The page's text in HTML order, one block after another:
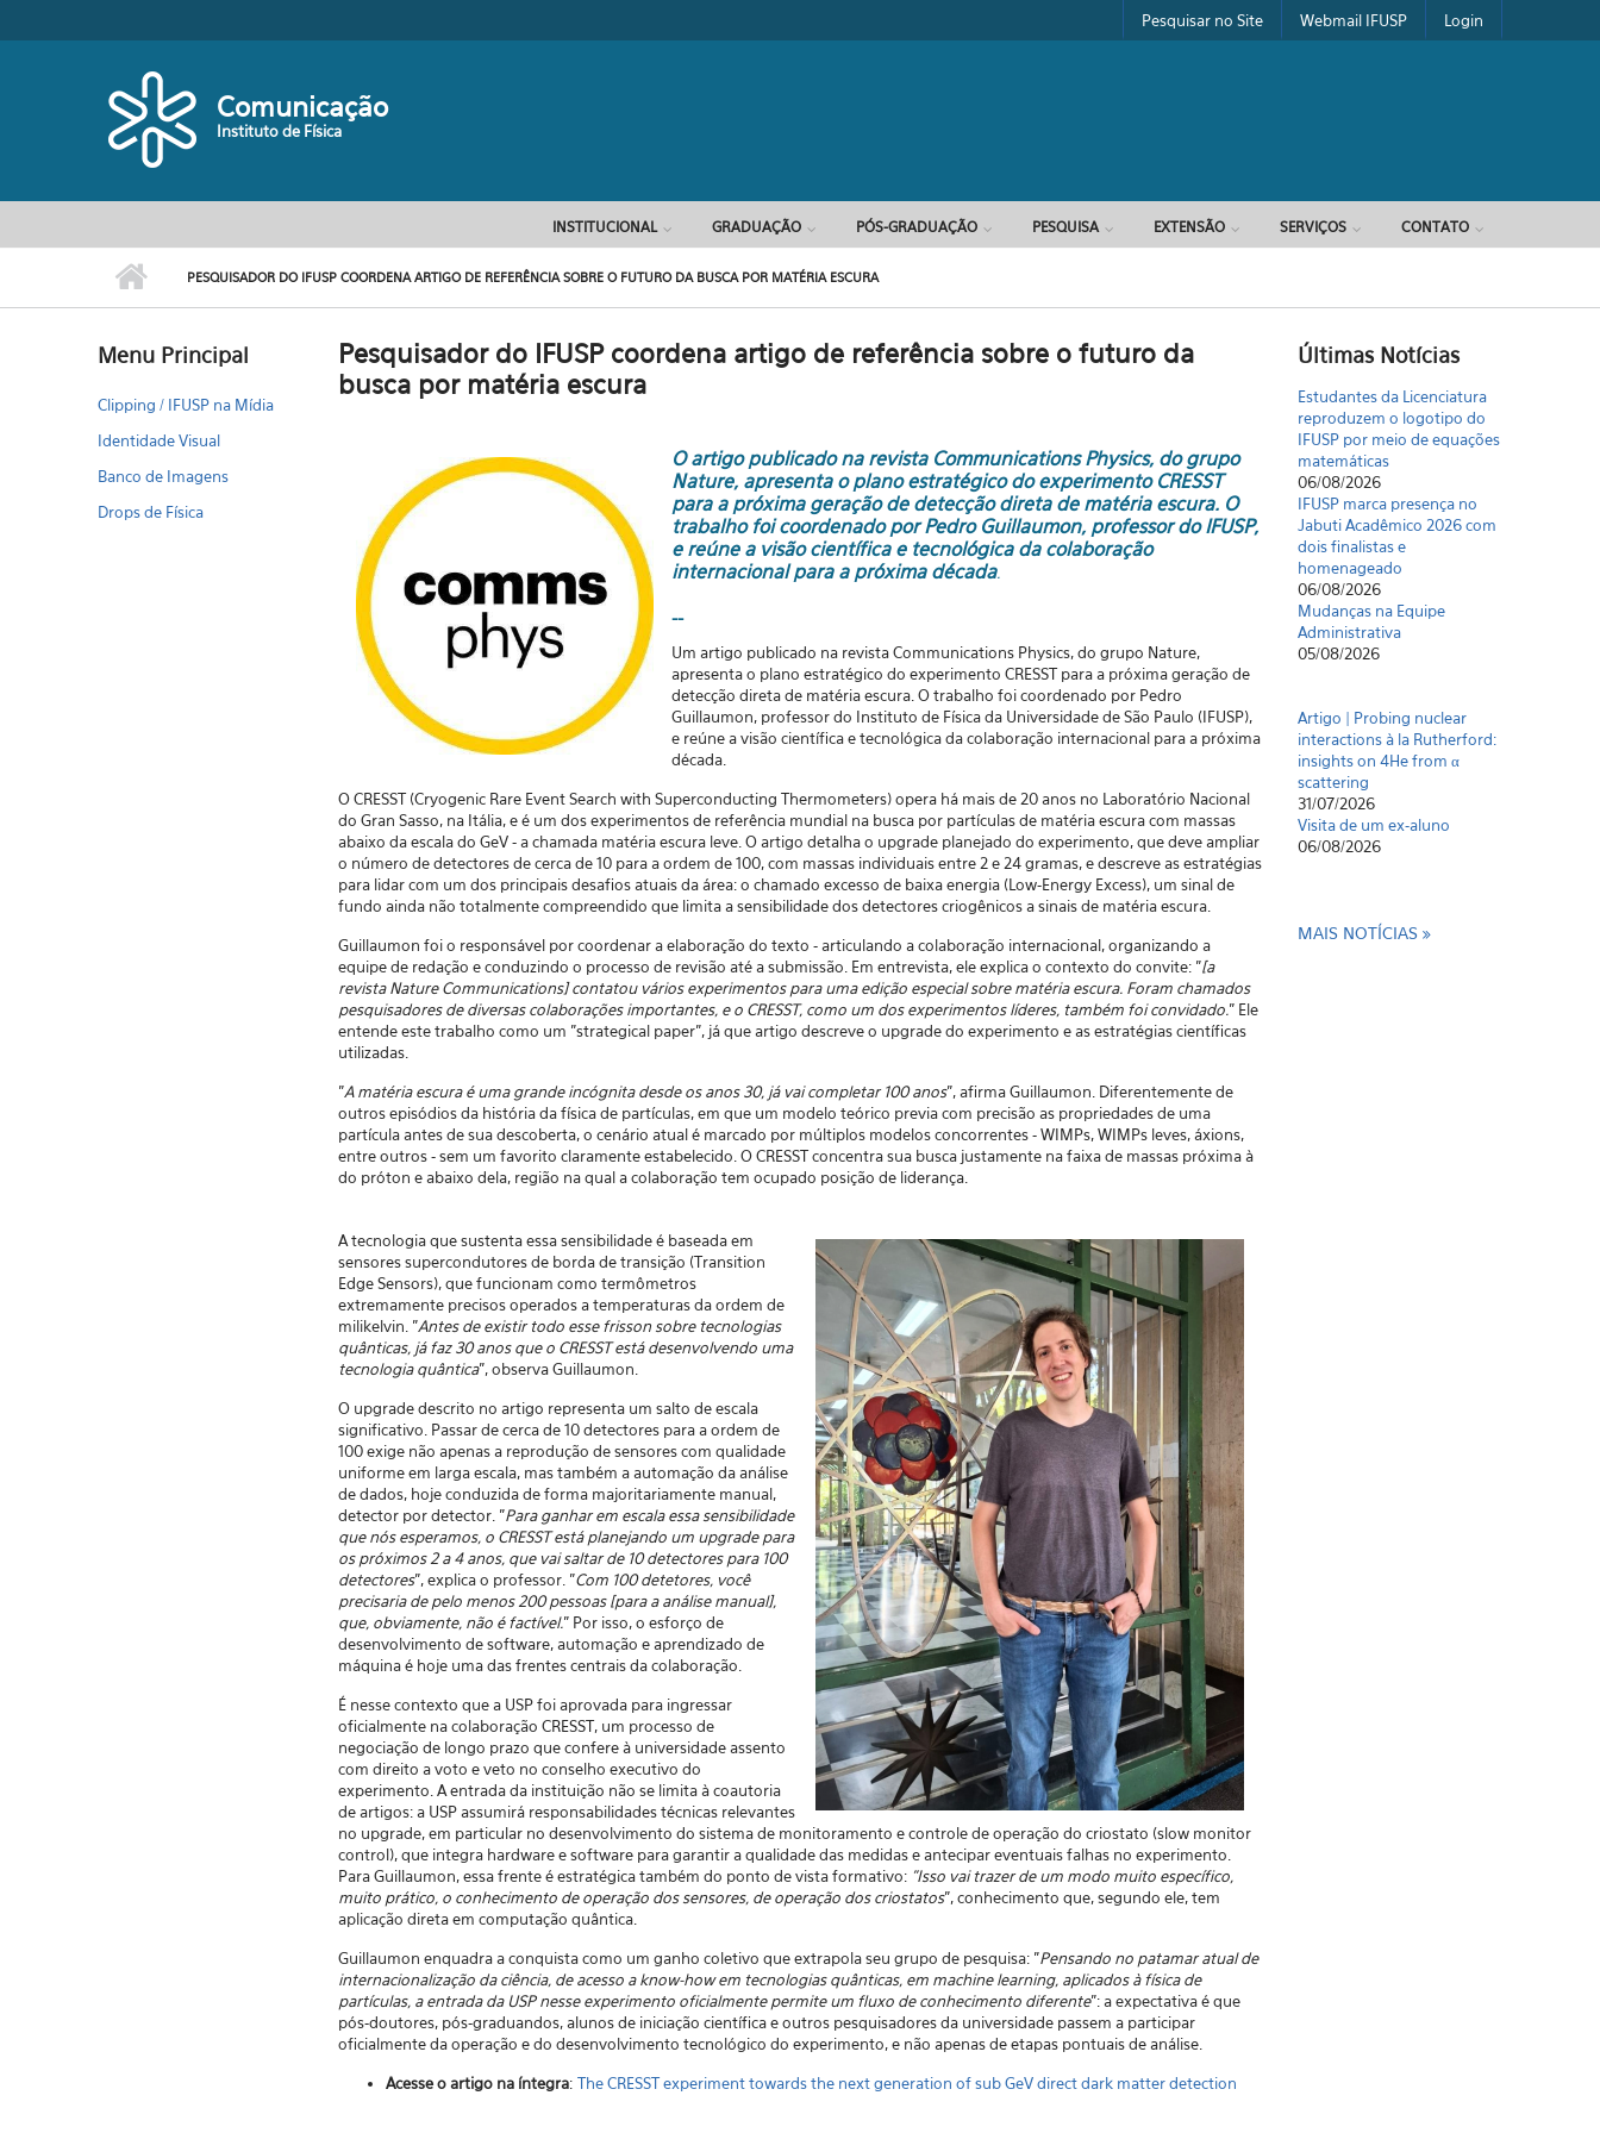
Pesquisar no Site Webmail IFUSP Login
Comunicação
Instituto de Física
INSTITUCIONAL GRADUAÇÃO PÓS-GRADUAÇÃO PESQUISA EXTENSÃO SERVIÇOS CONTATO
PESQUISADOR DO IFUSP COORDENA ARTIGO DE REFERÊNCIA SOBRE O FUTURO DA BUSCA POR MATÉRIA ESCURA
Menu Principal
Clipping / IFUSP na Mídia
Identidade Visual
Banco de Imagens
Drops de Física
Pesquisador do IFUSP coordena artigo de referência sobre o futuro da
busca por matéria escura
O artigo publicado na revista Communications Physics, do grupo
Nature, apresenta o plano estratégico do experimento CRESST
para a próxima geração de detecção direta de matéria escura. O
trabalho foi coordenado por Pedro Guillaumon, professor do IFUSP,
e reúne a visão científica e tecnológica da colaboração
internacional para a próxima década.
--
Um artigo publicado na revista Communications Physics, do grupo Nature,
apresenta o plano estratégico do experimento CRESST para a próxima geração de
detecção direta de matéria escura. O trabalho foi coordenado por Pedro
Guillaumon, professor do Instituto de Física da Universidade de São Paulo (IFUSP),
e reúne a visão científica e tecnológica da colaboração internacional para a próxima
década.
O CRESST (Cryogenic Rare Event Search with Superconducting Thermometers) opera há mais de 20 anos no Laboratório Nacional
do Gran Sasso, na Itália, e é um dos experimentos de referência mundial na busca por partículas de matéria escura com massas
abaixo da escala do GeV - a chamada matéria escura leve. O artigo detalha o upgrade planejado do experimento, que deve ampliar
o número de detectores de cerca de 10 para a ordem de 100, com massas individuais entre 2 e 24 gramas, e descreve as estratégias
para lidar com um dos principais desafios atuais da área: o chamado excesso de baixa energia (Low-Energy Excess), um sinal de
fundo ainda não totalmente compreendido que limita a sensibilidade dos detectores criogênicos a sinais de matéria escura.
Guillaumon foi o responsável por coordenar a elaboração do texto - articulando a colaboração internacional, organizando a
equipe de redação e conduzindo o processo de revisão até a submissão. Em entrevista, ele explica o contexto do convite: "[a
revista Nature Communications] contatou vários experimentos para uma edição especial sobre matéria escura. Foram chamados
pesquisadores de diversas colaborações importantes, e o CRESST, como um dos experimentos líderes, também foi convidado." Ele
entende este trabalho como um "strategical paper", já que artigo descreve o upgrade do experimento e as estratégias científicas
utilizadas.
"A matéria escura é uma grande incógnita desde os anos 30, já vai completar 100 anos", afirma Guillaumon. Diferentemente de
outros episódios da história da física de partículas, em que um modelo teórico previa com precisão as propriedades de uma
partícula antes de sua descoberta, o cenário atual é marcado por múltiplos modelos concorrentes - WIMPs, WIMPs leves, áxions,
entre outros - sem um favorito claramente estabelecido. O CRESST concentra sua busca justamente na faixa de massas próxima à
do próton e abaixo dela, região na qual a colaboração tem ocupado posição de liderança.
A tecnologia que sustenta essa sensibilidade é baseada em
sensores supercondutores de borda de transição (Transition
Edge Sensors), que funcionam como termômetros
extremamente precisos operados a temperaturas da ordem de
milikelvin. "Antes de existir todo esse frisson sobre tecnologias
quânticas, já faz 30 anos que o CRESST está desenvolvendo uma
tecnologia quântica", observa Guillaumon.
O upgrade descrito no artigo representa um salto de escala
significativo. Passar de cerca de 10 detectores para a ordem de
100 exige não apenas a reprodução de sensores com qualidade
uniforme em larga escala, mas também a automação da análise
de dados, hoje conduzida de forma majoritariamente manual,
detector por detector. "Para ganhar em escala essa sensibilidade
que nós esperamos, o CRESST está planejando um upgrade para
os próximos 2 a 4 anos, que vai saltar de 10 detectores para 100
detectores", explica o professor. "Com 100 detetores, você
precisaria de pelo menos 200 pessoas [para a análise manual],
que, obviamente, não é factível." Por isso, o esforço de
desenvolvimento de software, automação e aprendizado de
máquina é hoje uma das frentes centrais da colaboração.
É nesse contexto que a USP foi aprovada para ingressar
oficialmente na colaboração CRESST, um processo de
negociação de longo prazo que confere à universidade assento
com direito a voto e veto no conselho executivo do
experimento. A entrada da instituição não se limita à coautoria
de artigos: a USP assumirá responsabilidades técnicas relevantes
no upgrade, em particular no desenvolvimento do sistema de monitoramento e controle de operação do criostato (slow monitor
control), que integra hardware e software para garantir a qualidade das medidas e antecipar eventuais falhas no experimento.
Para Guillaumon, essa frente é estratégica também do ponto de vista formativo: "Isso vai trazer de um modo muito específico,
muito prático, o conhecimento de operação dos sensores, de operação dos criostatos", conhecimento que, segundo ele, tem
aplicação direta em computação quântica.
Guillaumon enquadra a conquista como um ganho coletivo que extrapola seu grupo de pesquisa: "Pensando no patamar atual de
internacionalização da ciência, de acesso a know-how em tecnologias quânticas, em machine learning, aplicados à física de
partículas, a entrada da USP nesse experimento oficialmente permite um fluxo de conhecimento diferente": a expectativa é que
pós-doutores, pós-graduandos, alunos de iniciação científica e outros pesquisadores da universidade passem a participar
oficialmente da operação e do desenvolvimento tecnológico do experimento, e não apenas de etapas pontuais de análise.
Acesse o artigo na íntegra: The CRESST experiment towards the next generation of sub GeV direct dark matter detection
Últimas Notícias
Estudantes da Licenciatura
reproduzem o logotipo do
IFUSP por meio de equações
matemáticas
06/08/2026
IFUSP marca presença no
Jabuti Acadêmico 2026 com
dois finalistas e
homenageado
06/08/2026
Mudanças na Equipe
Administrativa
05/08/2026
Artigo | Probing nuclear
interactions à la Rutherford:
insights on 4He from α
scattering
31/07/2026
Visita de um ex-aluno
06/08/2026
MAIS NOTÍCIAS